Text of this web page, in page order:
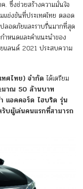
. ซึ่งช่วยสร้างความมั่นใจ
แข่งขันที่ประเทศไทย ตลอด
ลอดภัยและราบรื่นมากที่สุด
ำหนดและคำแนะนำของ
แลนด์ 2021 ประสบความ
ทศไทย) จำกัด ได้เตรียม
มาณ 50 ล้านบาท
แอคคอร์ด ไฮบริด รุ่น
บผู้เล่นคนแรกที่สามารถ